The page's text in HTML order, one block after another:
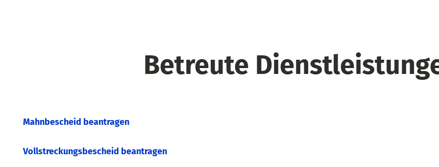
Betreute
Mahnbescheid beantragen
Vollstreckungsbescheid beantragen